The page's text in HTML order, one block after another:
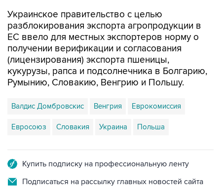
Украинское правительство с целью
разблокирования экспорта агропродукции в
ЕС ввело для местных экспортеров норму о
получении верификации и согласования
(лицензирования) экспорта пшеницы,
кукурузы, рапса и подсолнечника в Болгарию,
Румынию, Словакию, Венгрию и Польшу.
Валдис Домбровскис Венгрия Еврокомиссия
Евросоюз Словакия Украина Польша
Купить подписку на профессиональную ленту
Подписаться на рассылку главных новостей сайта